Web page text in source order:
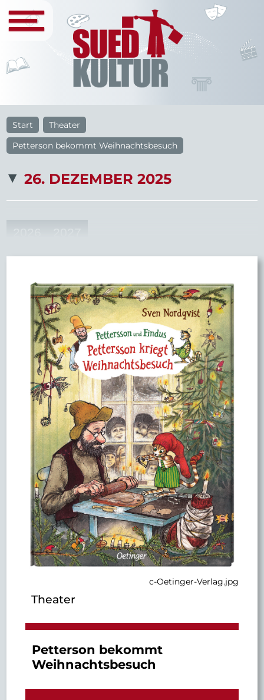
Start
Theater
Petterson bekommt Weihnachtsbesuch
26. DEZEMBER 2025
c-Oetinger-Verlag.jpg
Theater
Petterson bekommt
Weihnachtsbesuch